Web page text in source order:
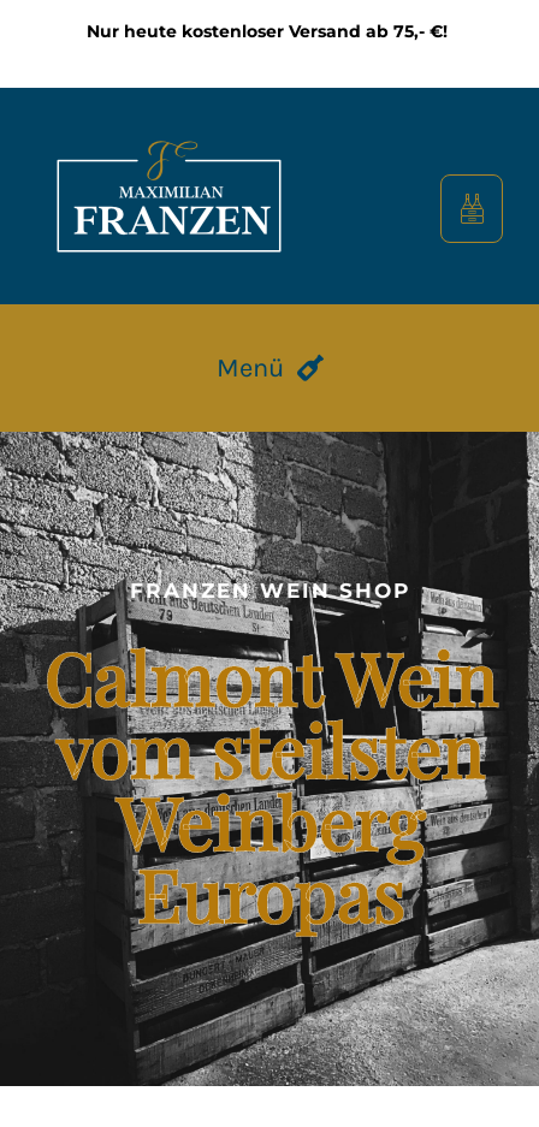
Nur heute kostenloser Versand ab 75,- €!
Menü
HOME
CALMONT WEINBERG
SHOP – FRANZEN WEIN VOM STEILSTEN WEINBERG
EUROPAS
BLOG – CALMONT WINE
KONTAKT
FRANZENKOCHT.DE
FRANZEN WEIN SHOP
Calmont Wein
vom steilsten
Weinberg
Europas